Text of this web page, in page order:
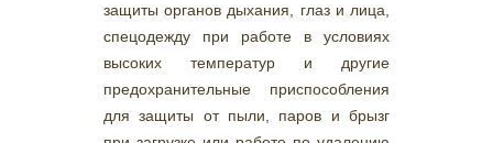
защиты органов дыхания, глаз и лица,
спецодежду при работе в условиях
высоких температур и другие
предохранительные приспособления
для защиты от пыли, паров и брызг